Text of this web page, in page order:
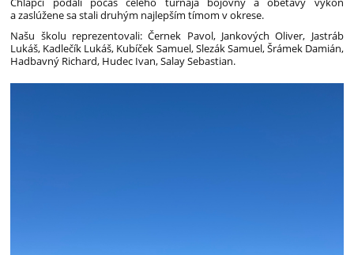
a zaslúžene sa stali druhým najlepším tímom v okrese.
Našu školu reprezentovali: Černek Pavol, Jankových Oliver, Jastráb
Lukáš, Kadlečík Lukáš, Kubíček Samuel, Slezák Samuel, Šrámek Damián,
Hadbavný Richard, Hudec Ivan, Salay Sebastian.